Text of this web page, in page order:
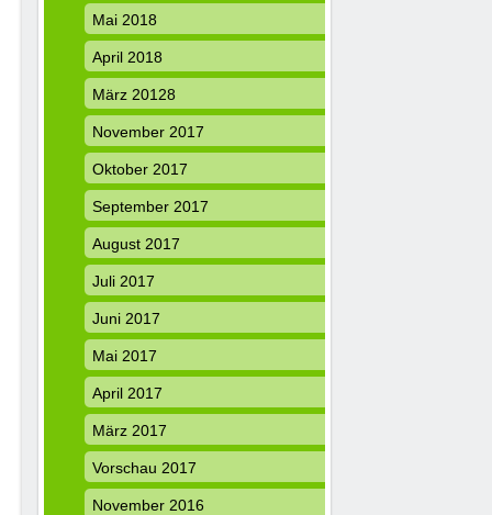
Mai 2018
April 2018
März 20128
November 2017
Oktober 2017
September 2017
August 2017
Juli 2017
Juni 2017
Mai 2017
April 2017
März 2017
Vorschau 2017
November 2016